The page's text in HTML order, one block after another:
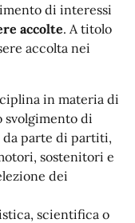
di interessi
accolte. A titolo
accolta nei
in materia di
svolgimento di
parte di partiti,
sostenitori e
dei
scientifica o